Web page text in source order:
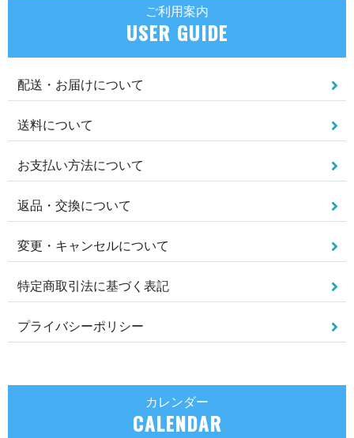
ご利用案内
USER GUIDE
配送・お届けについて
送料について
お支払い方法について
返品・交換について
変更・キャンセルについて
特定商取引法に基づく表記
プライバシーポリシー
カレンダー
CALENDAR